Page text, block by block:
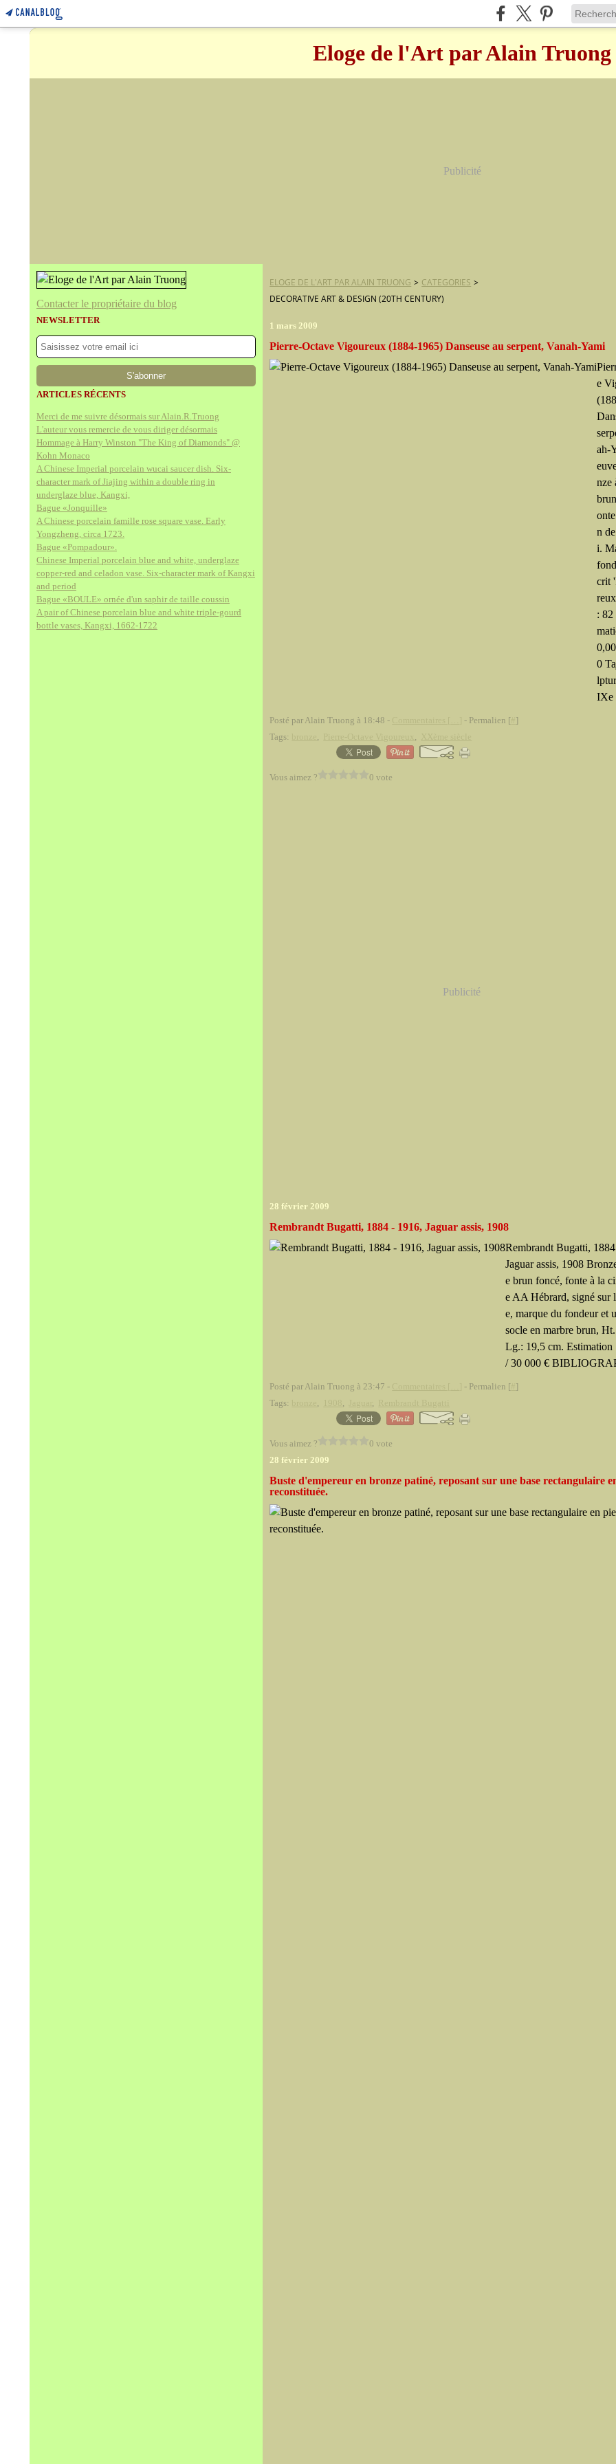
Eloge de l'Art par Alain Truong
Publicité
Contacter le propriétaire du blog
NEWSLETTER
ARTICLES RÉCENTS
Merci de me suivre désormais sur Alain.R.Truong
L'auteur vous remercie de vous diriger désormais
Hommage à Harry Winston "The King of Diamonds" @
Kohn Monaco
A Chinese Imperial porcelain wucai saucer dish. Six-
character mark of Jiajing within a double ring in
underglaze blue, Kangxi,
Bague «Jonquille»
A Chinese porcelain famille rose square vase. Early
Yongzheng, circa 1723.
Bague «Pompadour».
Chinese Imperial porcelain blue and white, underglaze
copper-red and celadon vase. Six-character mark of Kangxi
and period
Bague «BOULE» ornée d'un saphir de taille coussin
A pair of Chinese porcelain blue and white triple-gourd
bottle vases, Kangxi, 1662-1722
ELOGE DE L'ART PAR ALAIN TRUONG > CATEGORIES >
DECORATIVE ART & DESIGN (20TH CENTURY)
1 mars 2009
Pierre-Octave Vigoureux (1884-1965) Danseuse au serpent, Vanah-Yami
e
ah-
nze
n
i.
crit
: 82
0
IXe
Posté par Alain Truong à 18:48 - - Permalien [ ]
Tags:
, ,
Vous aimez ? 0 vote
Publicité
28 février 2009
Rembrandt Bugatti, 1884 - 1916, Jaguar assis, 1908
Rembrandt Bugatti,
Jaguar assis, 1908
e brun foncé, fonte à la
e AA Hébrard, signé sur
e, marque du fondeur et
socle en marbre brun,
Lg.: 19,5 cm. Estimation
/ 30 000 €
Posté par Alain Truong à 23:47 - - Permalien [ ]
Tags:
, , ,
Vous aimez ?
0 vote
28 février 2009
Buste d'empereur en bronze patiné, reposant sur une base rectangulaire
reconstituée.